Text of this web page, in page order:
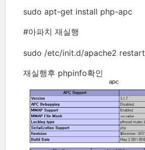
sudo apt-get install php-apc
#아파치 재실행
sudo /etc/init.d/apache2 restart
재실행후 phpinfo확인